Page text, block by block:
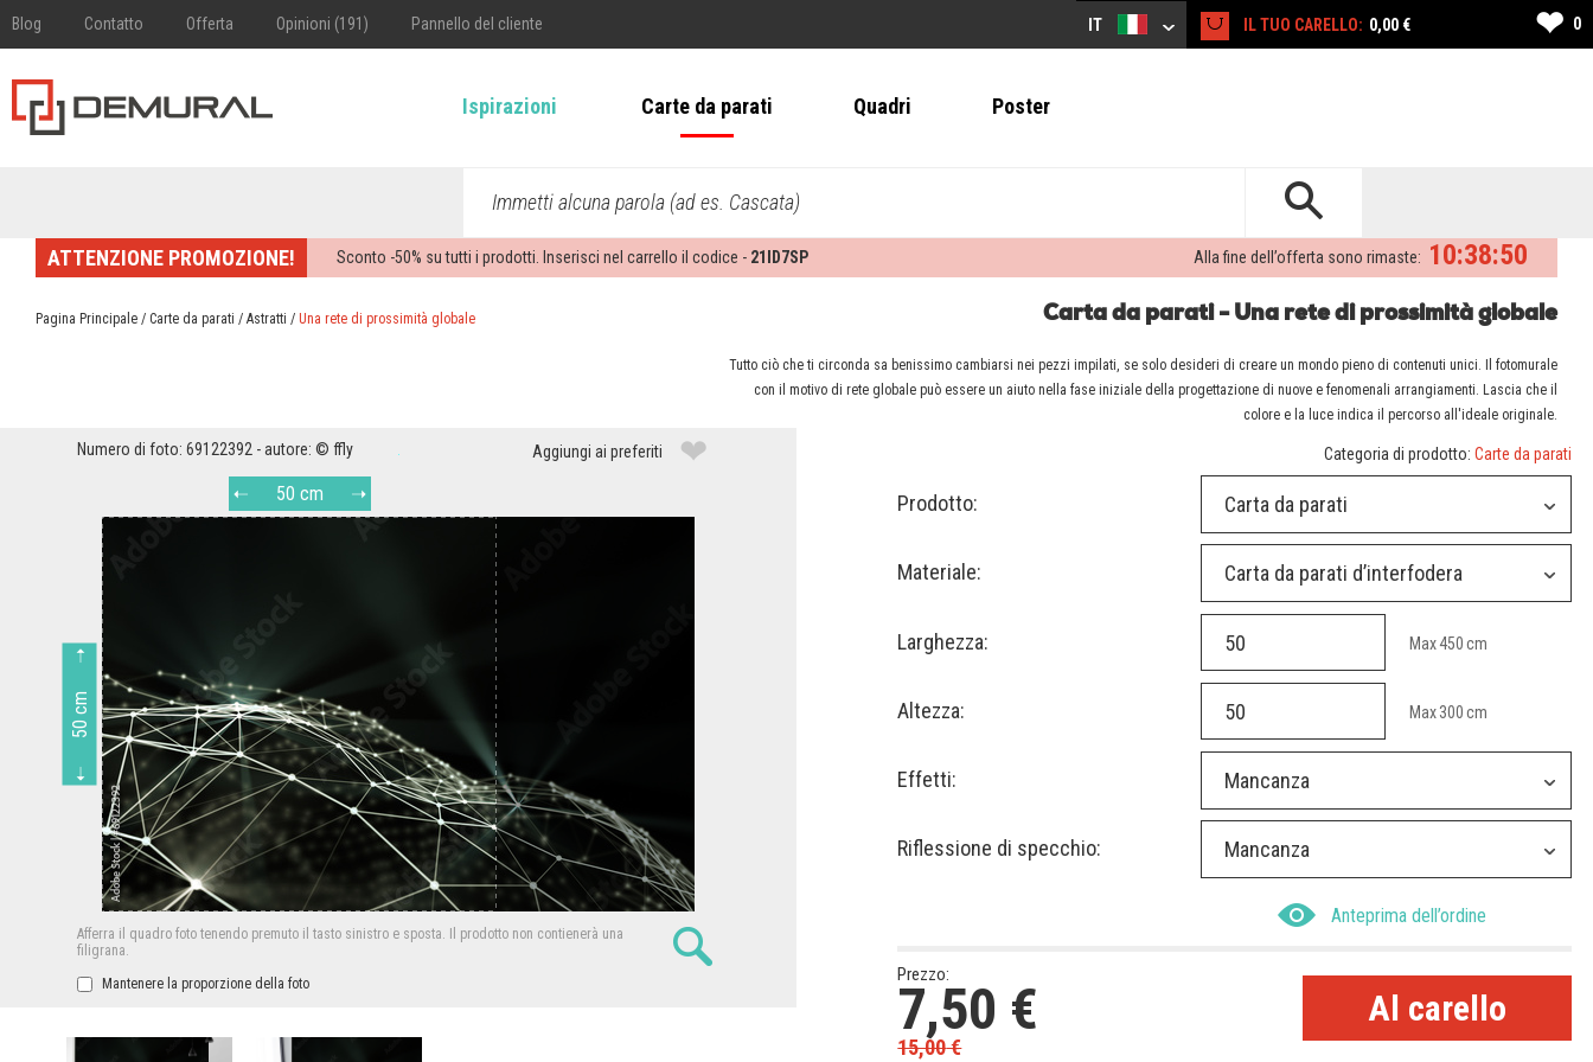
Blog Contatto Offerta Opinioni (191) Pannello del cliente IT IL TUO CARELLO: 0,00 € ❤ 0
Ispirazioni Carte da parati Quadri Poster
Immetti alcuna parola (ad es. Cascata)
ATTENZIONE PROMOZIONE! Sconto -50% su tutti i prodotti. Inserisci nel carrello il codice - 21ID7SP 10:38:50
Alla fine dell’offerta sono rimaste:
Pagina Principale / Carte da parati / Astratti / Una rete di prossimità globale Carta da parati - Una rete di prossimità globale
Tutto ciò che ti circonda sa benissimo cambiarsi nei pezzi impilati, se solo desideri di creare un mondo pieno di contenuti unici. Il fotomurale
con il motivo di rete globale può essere un aiuto nella fase iniziale della progettazione di nuove e fenomenali arrangiamenti. Lascia che il
colore e la luce indica il percorso all'ideale originale.
Numero di foto: 69122392 - autore: © ffly Aggiungi ai preferiti ❤
50 cm
50 cm
Afferra il quadro foto tenendo premuto il tasto sinistro e sposta.
Il prodotto non contienerà una
filigrana.
Mantenere la proporzione della foto
Categoria di prodotto: Carte da parati
Prodotto: Carta da parati
Materiale: Carta da parati d’interfodera
Larghezza: Max450 cm
Altezza: Max300 cm
Effetti: Mancanza
Riflessione di specchio: Mancanza
Anteprima dell’ordine
Prezzo:
7,50 €
15,00€